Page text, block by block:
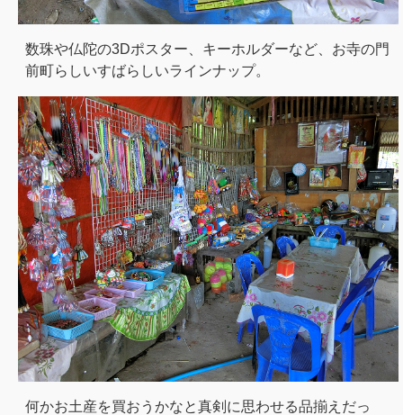
数珠や仏陀の3Dポスター、キーホルダーなど、お寺の門
前町らしいすばらしいラインナップ。
何かお土産を買おうかなと真剣に思わせる品揃えだっ